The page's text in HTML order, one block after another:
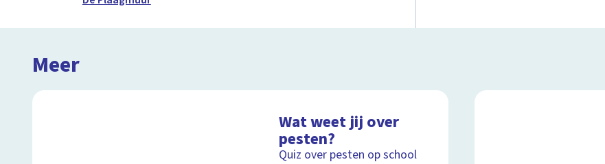
Meer
Wat weet jij over
pesten?
Quiz over pesten op school